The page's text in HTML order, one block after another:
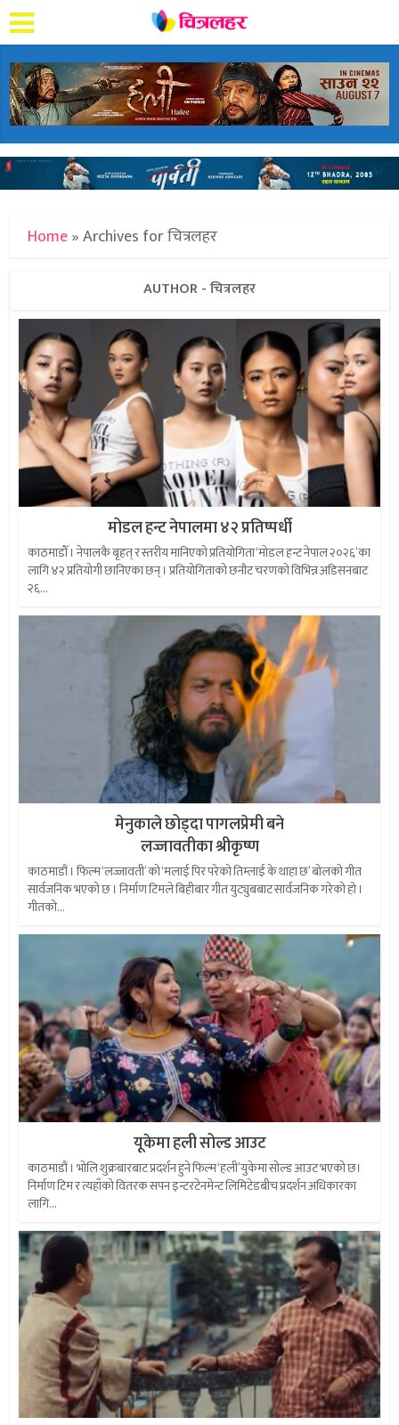
Home»Archives for चित्रलहर
AUTHOR - चित्रलहर
मोडल हन्ट नेपालमा ४२ प्रतिष्पर्धी
काठमाडौँ । नेपालकै बृहत् र स्तरीय मानिएको प्रतियोगिता ‘मोडल हन्ट नेपाल २०२६’का
लागि ४२ प्रतियोगी छानिएका छन् । प्रतियोगिताको छनौट चरणको विभिन्न अडिसनबाट
२६...
मेनुकाले छोड्दा पागलप्रेमी बने
लज्जावतीका श्रीकृष्ण
काठमाडौं । फिल्म ‘लज्जावती’ को ‘मलाई पिर परेको तिम्लाई के थाहा छ’ बोलको गीत
सार्वजनिक भएको छ । निर्माण टिमले बिहीबार गीत युट्युबबाट सार्वजनिक गरेको हो ।
गीतको...
यूकेमा हली सोल्ड आउट
काठमाडौं । भोलि शुक्रबारबाट प्रदर्शन हुने फिल्म ‘हली’युकेमा सोल्ड आउट भएको छ।
निर्माण टिम र त्यहाँको वितरक सपन इन्टरटेनमेन्ट लिमिटेडबीच प्रदर्शन अधिकारका
लागि...